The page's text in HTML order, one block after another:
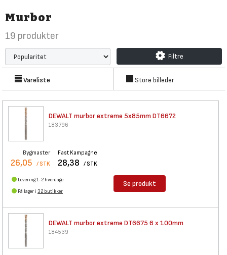
Murbor
19 produkter
Filtre
Vareliste Store billeder
DEWALT murbor extreme 5x85mm DT6672
183796
Bygmaster
26,05 / STK
Fast Kampagne
28,38 / STK
Levering 1-2 hverdage
På lager i 32 butikker
Se produkt
DEWALT murbor extreme DT6675 6 x 100mm
184539